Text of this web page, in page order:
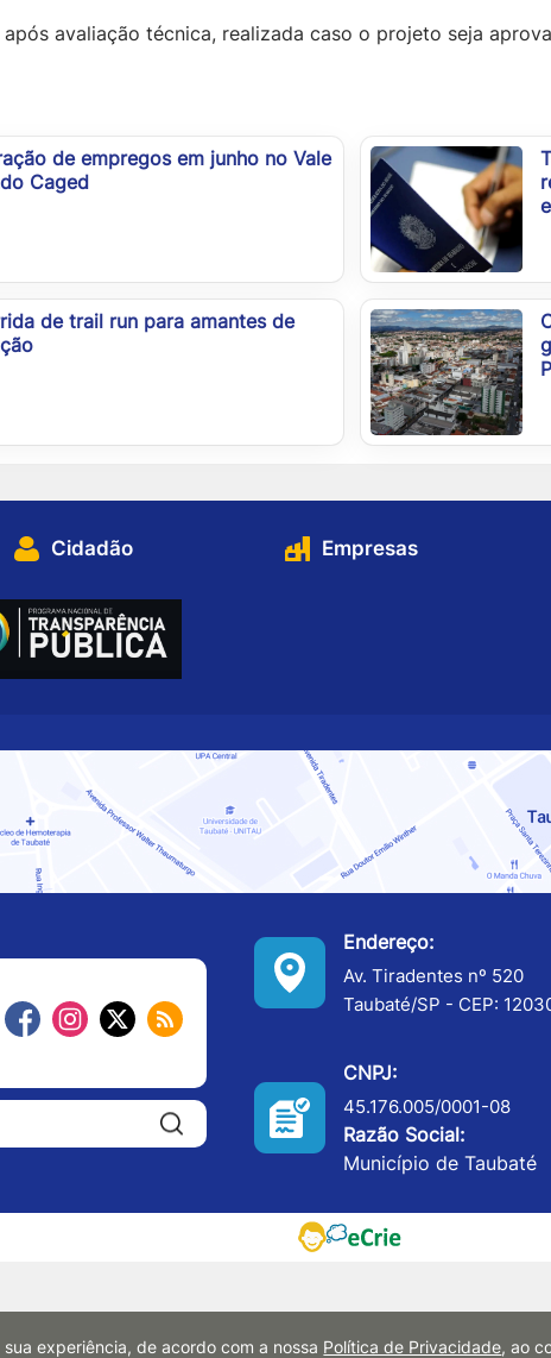
avaliação técnica, realizada caso o projeto seja
de empregos em junho no Vale
Caged
de trail run para amantes de
Cidadão Empresas
Pesquisar:
Endereço:
Av. Tiradentes nº 520
Taubaté/SP - CEP:
CNPJ:
45.176.005/0001-08
Razão Social:
Município de Taubaté
experiência, de acordo com a nossa Política de Privacidade, ao